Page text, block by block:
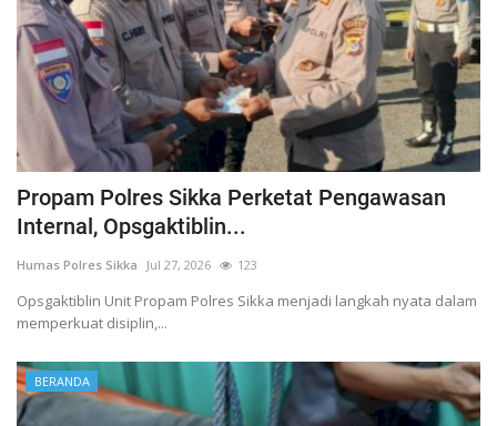
Propam Polres Sikka Perketat Pengawasan
Internal, Opsgaktiblin...
Humas Polres Sikka Jul 27, 2026 123
Opsgaktiblin Unit Propam Polres Sikka menjadi langkah nyata dalam
memperkuat disiplin,...
BERANDA